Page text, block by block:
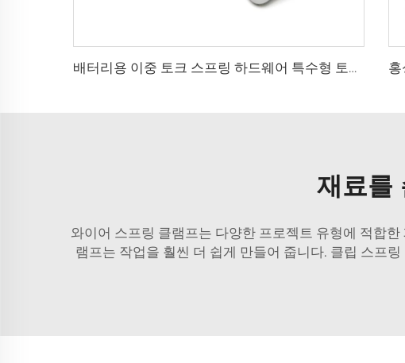
배터리용 이중 토크 스프링 하드웨어 특수형 토크 스프링 클램프
재료를
와이어 스프링 클램프는 다양한 프로젝트 유형에 적합
램프는 작업을 훨씬 더 쉽게 만들어 줍니다. 클립 스프링